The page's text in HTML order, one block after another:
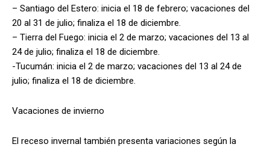
– Santiago del Estero: inicia el 18 de febrero; vacaciones del
20 al 31 de julio; finaliza el 18 de diciembre.
– Tierra del Fuego: inicia el 2 de marzo; vacaciones del 13 al
24 de julio; finaliza el 18 de diciembre.
-Tucumán: inicia el 2 de marzo; vacaciones del 13 al 24 de
julio; finaliza el 18 de diciembre.
Vacaciones de invierno
El receso invernal también presenta variaciones según la